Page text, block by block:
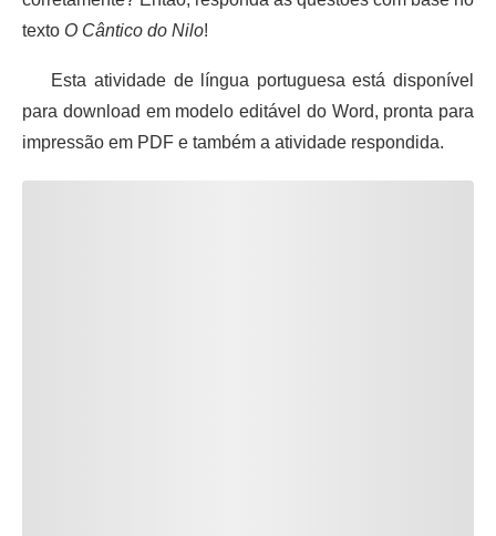
texto O Cântico do Nilo!
Esta atividade de língua portuguesa está disponível
para download em modelo editável do Word, pronta para
impressão em PDF e também a atividade respondida.